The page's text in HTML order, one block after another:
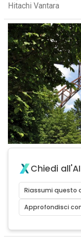
Hitachi Vantara
Chiedi all'AI
Riassumi questo
Approfondisci